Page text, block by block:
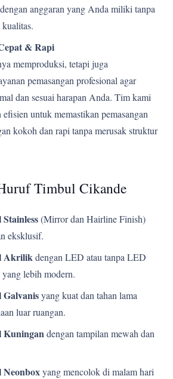
anggaran yang Anda miliki tanpa
& Rapi
memproduksi, tetapi juga
pemasangan profesional agar
dan sesuai harapan Anda. Tim kami
efisien untuk memastikan pemasangan
kokoh dan rapi tanpa merusak struktur
Timbul Cikande
(Mirror dan Hairline Finish)
eksklusif.
Akrilikdengan LED atau tanpa LED
lebih modern.
yang kuat dan tahan lama
luar ruangan.
dengan tampilan mewah dan
yang mencolok di malam hari